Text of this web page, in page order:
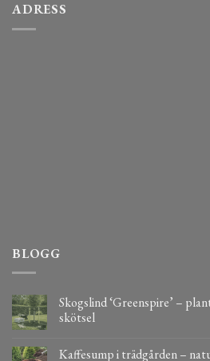
ADRESS
BLOGG
Skogslind ‘Greenspire’ –
skötsel
Kaffesump i trädgården –